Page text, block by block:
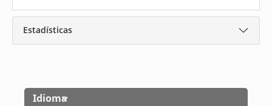
Estadísticas
Idioma